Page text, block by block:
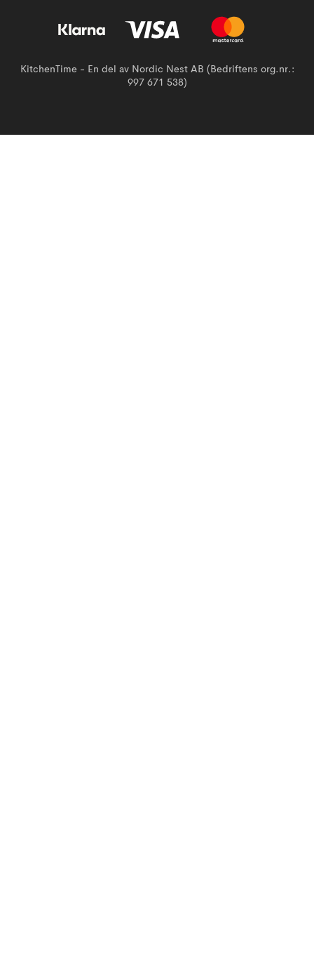
KitchenTime - En del av Nordic Nest AB (Bedriftens org.nr.:
997 671 538)